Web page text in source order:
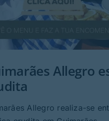
Allegro
Allegro realiza-se